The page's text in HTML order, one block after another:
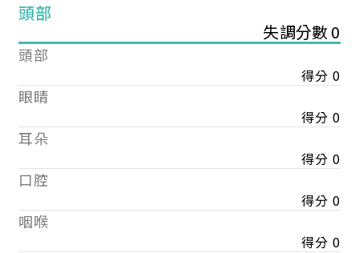
頭部
失調分數 0
頭部
得分 0
眼睛
得分 0
耳朵
得分 0
口腔
得分 0
咽喉
得分 0